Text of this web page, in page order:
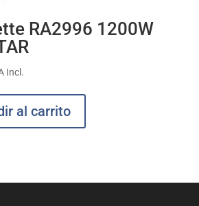
RA2996 1200W
Incl.
al carrito